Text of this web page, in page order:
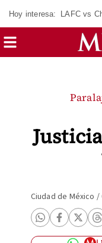
Hoy interesa: LAFC vs
Ciudad de México /